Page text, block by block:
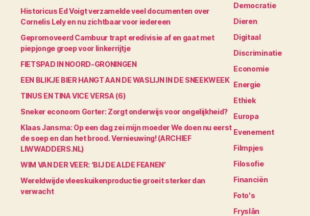
Historicus Ed Voigt verzamelde veel documenten over
Cornelis Lely en nu zichtbaar voor iedereen
Gepromoveerd Cambuur trapt eredivisie af en gaat met
piepjonge groep voor linkerrijtje
FIETSPAD IN NOORD-GRONINGEN
EEN BLIKJE BIER HANGT AAN DE WASLIJN IN DE SNEEKWEEK
TINUS EN TINA VICE VERSA (6)
Sneker econoom Gorter: Zorgt onderwijs voor ongelijkheid?
Klaas Jansma: Op een dag zei mijn moeder We doen nu eerst
de soep en dan het brood. Vernieuwing! (ARCHIEF
LIWWADDERS.NL)
WIM VAN DER VEER: ‘BIJ DE ALDE FEANEN’
Wereldwijde vleeskuikenproductie groeit sterker dan
verwacht
Democratie
Dieren
Digitaal
Discriminatie
Economie
Energie
Ethiek
Europa
Evenement
Filmpjes
Filosofie
Financiën
Foto's
Fryslân